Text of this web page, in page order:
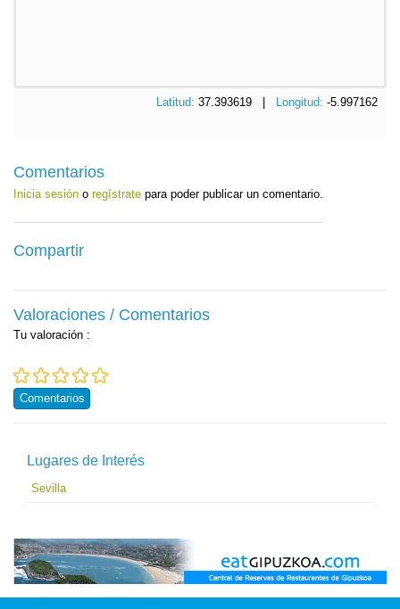
Latitud: 37.393619 | Longitud: -5.997162
Comentarios
Inicia sesión o regístrate para poder publicar un comentario.
Compartir
Valoraciones / Comentarios
Tu valoración :
Comentarios
Lugares de Interés
Sevilla